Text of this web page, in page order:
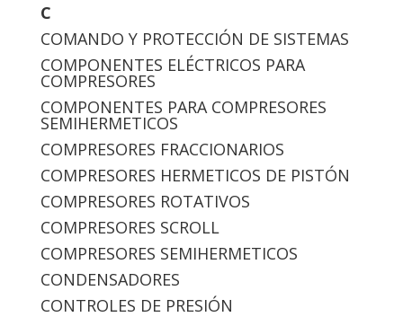
C
COMANDO Y PROTECCIÓN DE SISTEMAS
COMPONENTES ELÉCTRICOS PARA
COMPRESORES
COMPONENTES PARA COMPRESORES
SEMIHERMETICOS
COMPRESORES FRACCIONARIOS
COMPRESORES HERMETICOS DE PISTÓN
COMPRESORES ROTATIVOS
COMPRESORES SCROLL
COMPRESORES SEMIHERMETICOS
CONDENSADORES
CONTROLES DE PRESIÓN